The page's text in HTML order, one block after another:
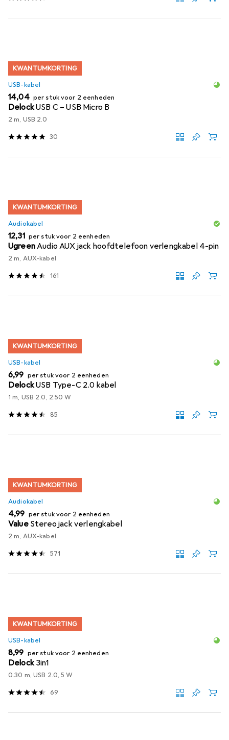
KWANTUMKORTING
USB-kabel
EUR
14,04 per stuk voor 2 eenheden
DelockUSB C – USB Micro B
2 m, USB 2.0
30
KWANTUMKORTING
Audiokabel
EUR
12,31 per stuk voor 2 eenheden
UgreenAudio AUX jack hoofdtelefoon verlengkabel 4-pin
2 m, AUX-kabel
161
KWANTUMKORTING
USB-kabel
EUR
6,99 per stuk voor 2 eenheden
DelockUSB Type-C 2.0 kabel
1 m, USB 2.0, 2.50 W
85
KWANTUMKORTING
Audiokabel
EUR
4,99 per stuk voor 2 eenheden
Value Stereo jack verlengkabel
2 m, AUX-kabel
571
KWANTUMKORTING
USB-kabel
EUR
8,99 per stuk voor 2 eenheden
Delock 3in1
0.30 m, USB 2.0, 5 W
69